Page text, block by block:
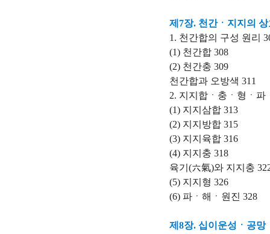
제7장. 천간ㆍ지지의
1. 천간합의 구성 원리
(1) 천간합 308
(2) 천간충 309
천간합과 오방색 311
2. 지지합ㆍ충ㆍ형ㆍ파
(1) 지지삼합 313
(2) 지지방합 315
(3) 지지육합 316
(4) 지지충 318
육기(六氣)와 지지충
(5) 지지형 326
(6) 파ㆍ해ㆍ원진 328
제8장. 십이운성ㆍ공망